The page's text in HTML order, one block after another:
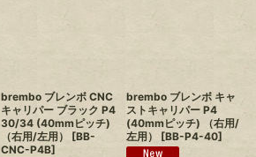
brembo ブレンボ CNC
キャリパー ブラック P4
30/34 (40mmピッチ)
（右用/左用）
[BB-
CNC-P4B]
brembo ブレンボ キャ
ストキャリパー P4
(40mmピッチ) （右用/
左用）
[BB-P4-40]